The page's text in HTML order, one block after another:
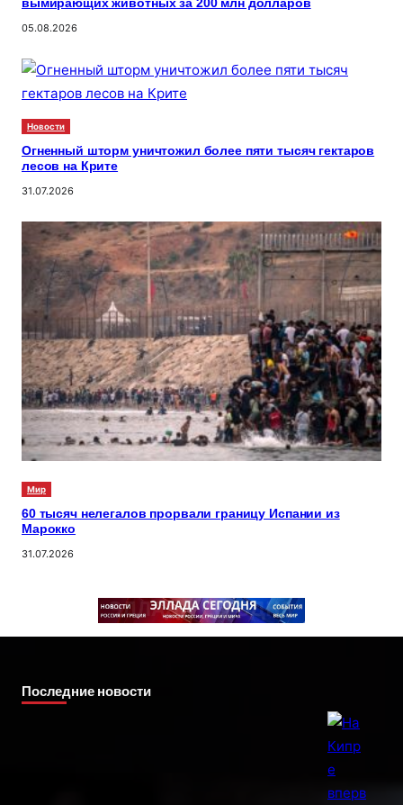
вымирающих животных за 200 млн долларов
05.08.2026
Новости
Огненный шторм уничтожил более пяти тысяч гектаров
лесов на Крите
31.07.2026
Мир
60 тысяч нелегалов прорвали границу Испании из
Марокко
31.07.2026
Последние новости